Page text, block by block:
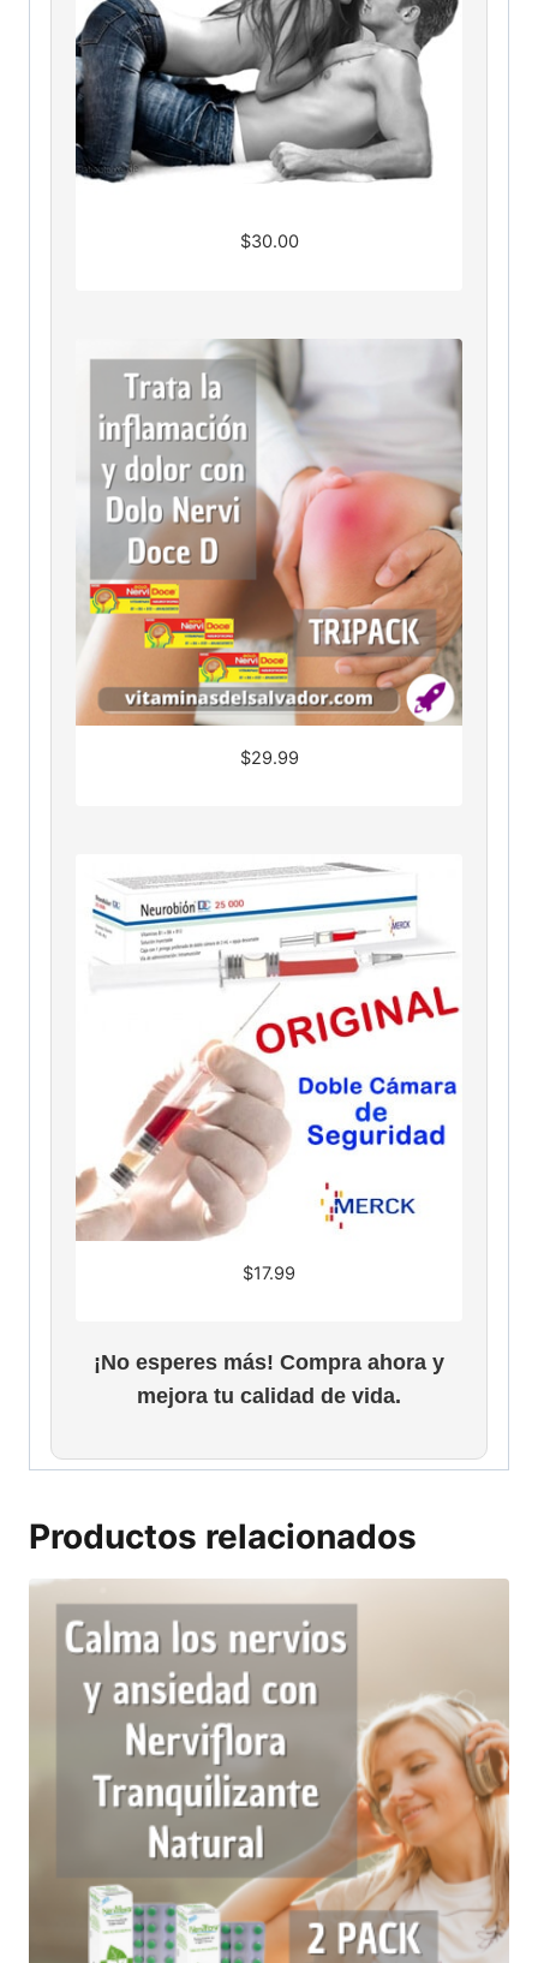
$30.00
$29.99
$17.99
¡No esperes más! Compra ahora y
mejora tu calidad de vida.
Productos relacionados